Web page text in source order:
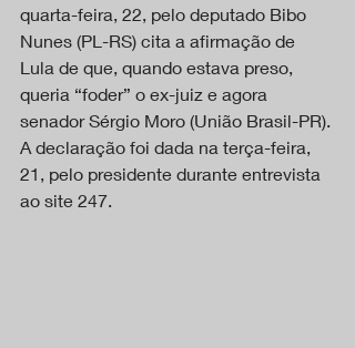
quarta-feira, 22, pelo deputado Bibo
Nunes (PL-RS) cita a afirmação de
Lula de que, quando estava preso,
queria “foder” o ex-juiz e agora
senador Sérgio Moro (União Brasil-PR).
A declaração foi dada na terça-feira,
21, pelo presidente durante entrevista
ao site 247.